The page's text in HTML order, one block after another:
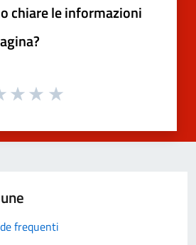
chiare le informazioni
frequenti